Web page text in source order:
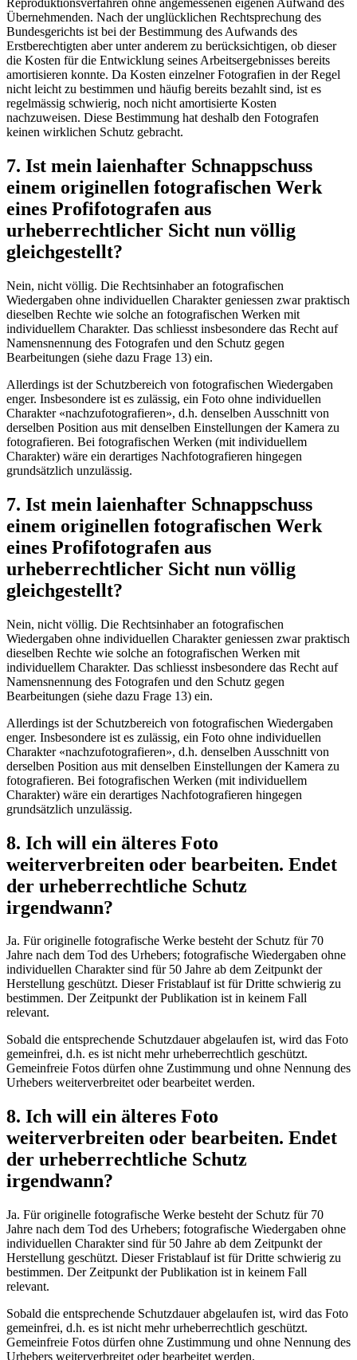
Reproduktionsverfahren ohne angemessenen eigenen Aufwand des
Übernehmenden. Nach der unglücklichen Rechtsprechung des
Bundesgerichts ist bei der Bestimmung des Aufwands des
Erstberechtigten aber unter anderem zu berücksichtigen, ob dieser
die Kosten für die Entwicklung seines Arbeitsergebnisses bereits
amortisieren konnte. Da Kosten einzelner Fotografien in der Regel
nicht leicht zu bestimmen und häufig bereits bezahlt sind, ist es
regelmässig schwierig, noch nicht amortisierte Kosten
nachzuweisen. Diese Bestimmung hat deshalb den Fotografen
keinen wirklichen Schutz gebracht.
7. Ist mein laienhafter Schnappschuss
einem originellen fotografischen Werk
eines Profifotografen aus
urheberrechtlicher Sicht nun völlig
gleichgestellt?
Nein, nicht völlig. Die Rechtsinhaber an fotografischen
Wiedergaben ohne individuellen Charakter geniessen zwar praktisch
dieselben Rechte wie solche an fotografischen Werken mit
individuellem Charakter. Das schliesst insbesondere das Recht auf
Namensnennung des Fotografen und den Schutz gegen
Bearbeitungen (siehe dazu Frage 13) ein.
Allerdings ist der Schutzbereich von fotografischen Wiedergaben
enger. Insbesondere ist es zulässig, ein Foto ohne individuellen
Charakter «nachzufotografieren», d.h. denselben Ausschnitt von
derselben Position aus mit denselben Einstellungen der Kamera zu
fotografieren. Bei fotografischen Werken (mit individuellem
Charakter) wäre ein derartiges Nachfotografieren hingegen
grundsätzlich unzulässig.
7. Ist mein laienhafter Schnappschuss
einem originellen fotografischen Werk
eines Profifotografen aus
urheberrechtlicher Sicht nun völlig
gleichgestellt?
Nein, nicht völlig. Die Rechtsinhaber an fotografischen
Wiedergaben ohne individuellen Charakter geniessen zwar praktisch
dieselben Rechte wie solche an fotografischen Werken mit
individuellem Charakter. Das schliesst insbesondere das Recht auf
Namensnennung des Fotografen und den Schutz gegen
Bearbeitungen (siehe dazu Frage 13) ein.
Allerdings ist der Schutzbereich von fotografischen Wiedergaben
enger. Insbesondere ist es zulässig, ein Foto ohne individuellen
Charakter «nachzufotografieren», d.h. denselben Ausschnitt von
derselben Position aus mit denselben Einstellungen der Kamera zu
fotografieren. Bei fotografischen Werken (mit individuellem
Charakter) wäre ein derartiges Nachfotografieren hingegen
grundsätzlich unzulässig.
8. Ich will ein älteres Foto
weiterverbreiten oder bearbeiten. Endet
der urheberrechtliche Schutz
irgendwann?
Ja. Für originelle fotografische Werke besteht der Schutz für 70
Jahre nach dem Tod des Urhebers; fotografische Wiedergaben ohne
individuellen Charakter sind für 50 Jahre ab dem Zeitpunkt der
Herstellung geschützt. Dieser Fristablauf ist für Dritte schwierig zu
bestimmen. Der Zeitpunkt der Publikation ist in keinem Fall
relevant.
Sobald die entsprechende Schutzdauer abgelaufen ist, wird das Foto
gemeinfrei, d.h. es ist nicht mehr urheberrechtlich geschützt.
Gemeinfreie Fotos dürfen ohne Zustimmung und ohne Nennung des
Urhebers weiterverbreitet oder bearbeitet werden.
8. Ich will ein älteres Foto
weiterverbreiten oder bearbeiten. Endet
der urheberrechtliche Schutz
irgendwann?
Ja. Für originelle fotografische Werke besteht der Schutz für 70
Jahre nach dem Tod des Urhebers; fotografische Wiedergaben ohne
individuellen Charakter sind für 50 Jahre ab dem Zeitpunkt der
Herstellung geschützt. Dieser Fristablauf ist für Dritte schwierig zu
bestimmen. Der Zeitpunkt der Publikation ist in keinem Fall
relevant.
Sobald die entsprechende Schutzdauer abgelaufen ist, wird das Foto
gemeinfrei, d.h. es ist nicht mehr urheberrechtlich geschützt.
Gemeinfreie Fotos dürfen ohne Zustimmung und ohne Nennung des
Urhebers weiterverbreitet oder bearbeitet werden.